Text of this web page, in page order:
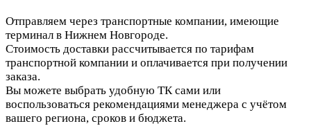
Отправляем через транспортные компании, имеющие
терминал в Нижнем Новгороде.
Стоимость доставки рассчитывается по тарифам
транспортной компании и оплачивается при получении
заказа.
Вы можете выбрать удобную ТК сами или
воспользоваться рекомендациями менеджера с учётом
вашего региона, сроков и бюджета.